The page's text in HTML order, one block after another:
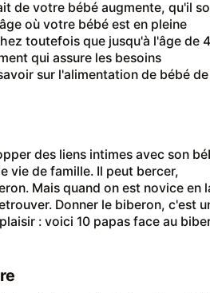
de votre bébé augmente, qu'il
où votre bébé est en pleine
toutefois que jusqu'à l'âge de 4
qui assure les besoins
sur l'alimentation de bébé
des liens intimes avec son
vie de famille. Il peut bercer,
Mais quand on est novice en
Donner le biberon, c'est
: voici 10 papas face au